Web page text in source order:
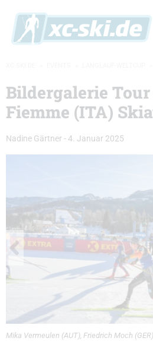
Bildergalerie
Fiemme (ITA)
Nadine Gärtner -4. Januar 2025
Mika Vermeulen (AUT), Friedrich Moch